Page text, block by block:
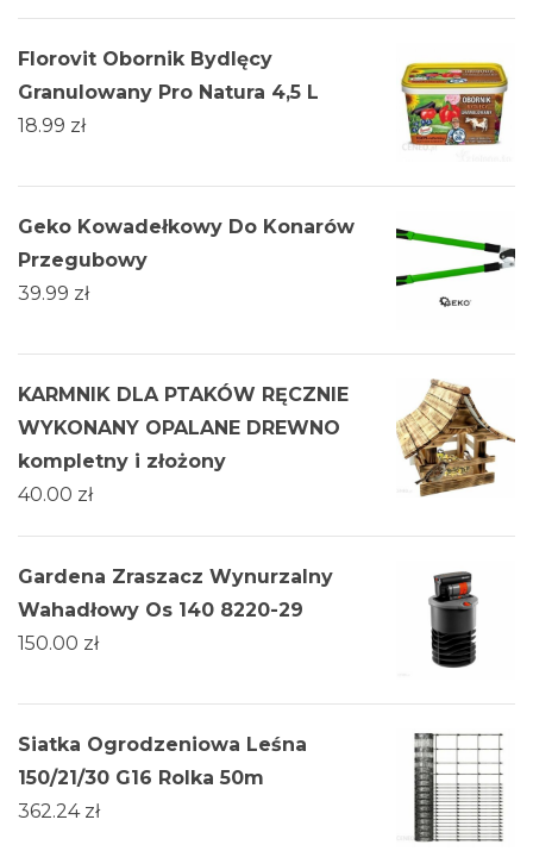
Florovit Obornik Bydlęcy
Granulowany Pro Natura 4,5 L
18.99 zł
Geko Kowadełkowy Do Konarów
Przegubowy
39.99 zł
KARMNIK DLA PTAKÓW RĘCZNIE
WYKONANY OPALANE DREWNO
kompletny i złożony
40.00 zł
Gardena Zraszacz Wynurzalny
Wahadłowy Os 140 8220-29
150.00 zł
Siatka Ogrodzeniowa Leśna
150/21/30 G16 Rolka 50m
362.24 zł